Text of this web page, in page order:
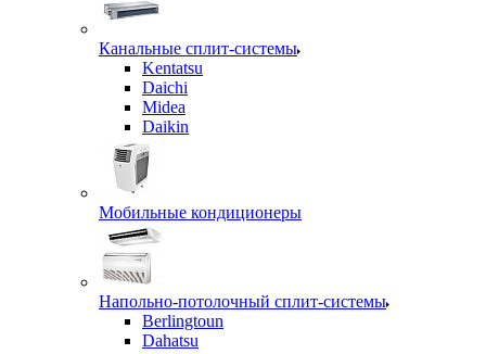
Канальные сплит-системы
Kentatsu
Daichi
Midea
Daikin
Мобильные кондиционеры
Напольно-потолочный сплит-системы
Berlingtoun
Dahatsu